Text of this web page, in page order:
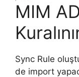
MIM
Sync Rule
de import